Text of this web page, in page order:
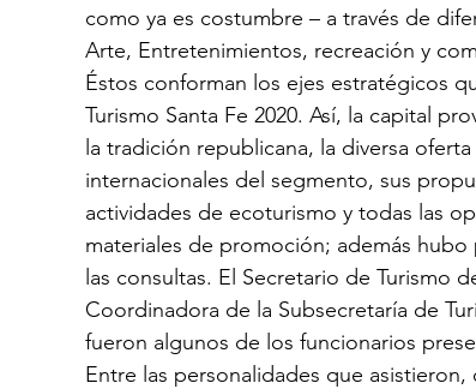
como ya es costumbre – a través de
Arte, Entretenimientos, recreación y
Éstos conforman los ejes estratégicos
Turismo Santa Fe 2020. Así, la capital
la tradición republicana, la diversa
internacionales del segmento, sus
actividades de ecoturismo y todas las
materiales de promoción; además
las consultas. El Secretario de Turismo
Coordinadora de la Subsecretaría de
fueron algunos de los funcionarios
Entre las personalidades que